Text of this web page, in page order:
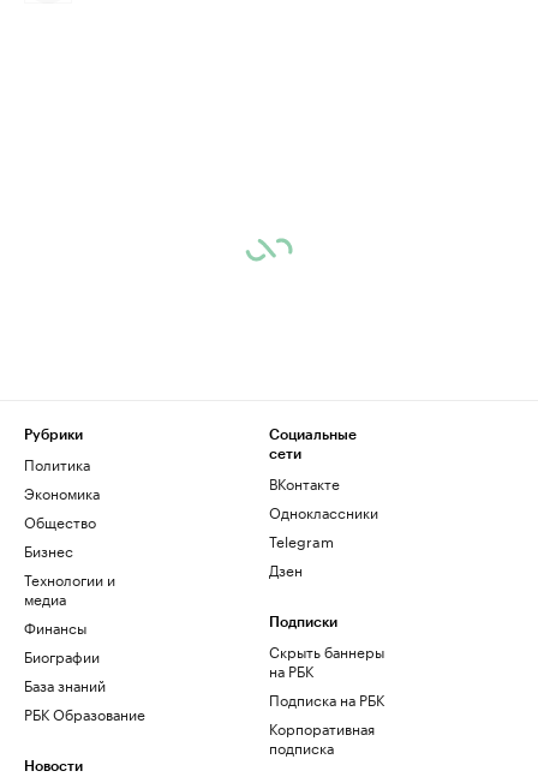
Рубрики
Политика
Экономика
Общество
Бизнес
Технологии и
медиа
Финансы
Биографии
База знаний
РБК Образование
Новости
Социальные
сети
ВКонтакте
Одноклассники
Telegram
Дзен
Подписки
Скрыть баннеры
на РБК
Подписка на РБК
Корпоративная
подписка